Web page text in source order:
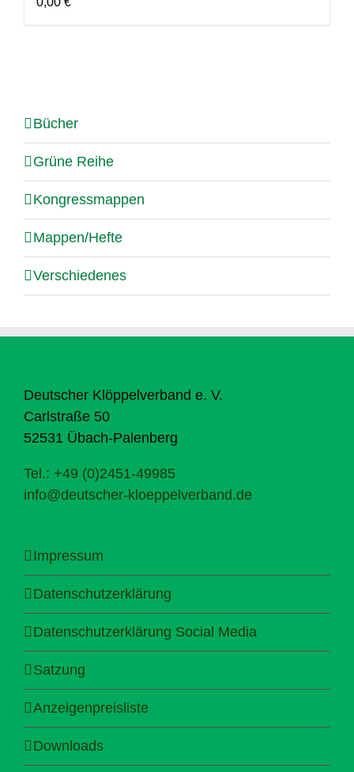
Bücher
Grüne Reihe
Kongressmappen
Mappen/Hefte
Verschiedenes
Deutscher Klöppelverband e. V.
Carlstraße 50
52531 Übach-Palenberg
Tel.: +49 (0)2451-49985
info@deutscher-kloeppelverband.de
Impressum
Datenschutzerklärung
Datenschutzerklärung Social Media
Satzung
Anzeigenpreisliste
Downloads